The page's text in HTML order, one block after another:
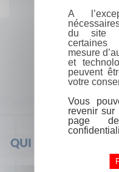
QUI SOMMES-NOUS
A
du site
mesure
et
peuvent
votre
Vous
revenir
page